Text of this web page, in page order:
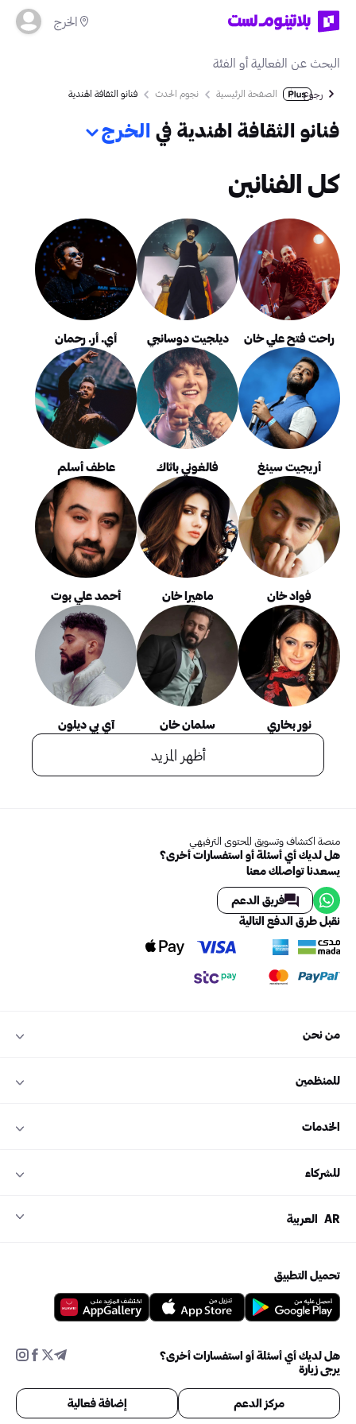
الخرج
رجوع الصفحة الرئيسية نجوم الحدث فنانو الثقافة الهندية
فنانو الثقافة الهندية في الخرج
كل الفنانين
راحت فتح علي خان ديلجيت دوسانجي أي. أر. رحمان
أريجيت سينغ فالغوني باثاك عاطف أسلم
فواد خان ماهيرا خان أحمد علي بوت
نور بخاري سلمان خان آي بي ديلون
أظهر المزيد
منصة اكتشاف وتسويق المحتوى الترفيهي
هل لديك أي أسئلة أو استفسارات أخرى؟
يسعدنا تواصلك معنا
فريق الدعم
نقبل طرق الدفع التالية
من نحن
للمنظمين
الخدمات
للشركاء
AR العربية
تحميل التطبيق
هل لديك أي أسئلة أو استفسارات أخرى؟
يرجى زيارة
مركز الدعم إضافة فعالية